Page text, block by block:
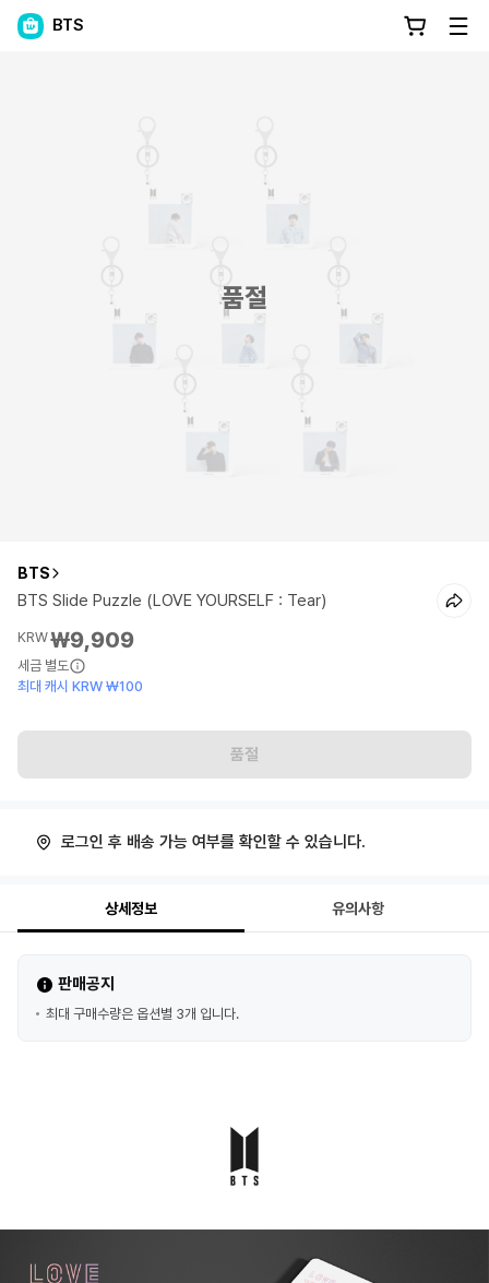
BTS
품절
BTS
BTS Slide Puzzle (LOVE YOURSELF : Tear)
KRW₩9,909
세금 별도
최대 캐시 KRW ₩100
품절
로그인 후 배송 가능 여부를 확인할 수 있습니다.
상세정보 유의사항
판매공지
최대 구매수량은 옵션별 3개 입니다.